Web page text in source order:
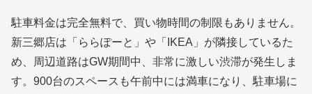
駐車料金は完全無料で、買い物時間の制限もありません。
新三郷店は「ららぽーと」や「IKEA」が隣接しているた
め、周辺道路はGW期間中、非常に激しい渋滞が発生しま
す。900台のスペースも午前中には満車になり、駐車場に